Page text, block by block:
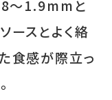
～1.9mmと
ースとよく絡
食感が際立っ